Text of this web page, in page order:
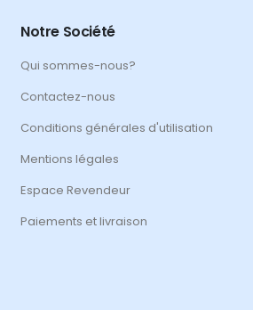
Notre Société
Qui sommes-nous?
Contactez-nous
Conditions générales d'utilisation
Mentions légales
Espace Revendeur
Paiements et livraison